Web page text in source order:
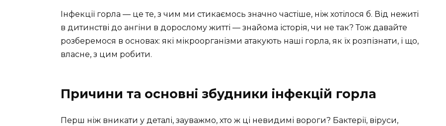
Інфекції горла — це те, з чим ми стикаємось значно частіше, ніж хотілося б. Від нежиті
в дитинстві до ангіни в дорослому житті — знайома історія, чи не так? Тож давайте
розберемося в основах: які мікроорганізми атакують наші горла, як їх розпізнати, і що,
власне, з цим робити.
Причини та основні збудники інфекцій горла
Перш ніж вникати у деталі, зауважмо, хто ж ці невидимі вороги? Бактерії, віруси,